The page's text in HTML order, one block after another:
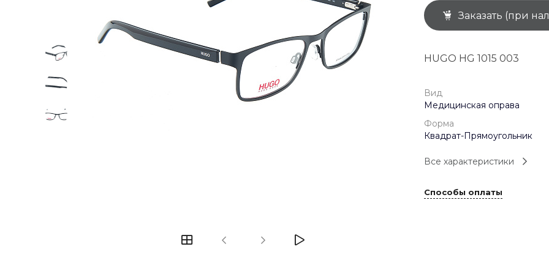
+7 (926) 092 4274
г. Королёв, пр-т
(0-9)
1 мая: 10:00-19:00
9 мая: 10:00-19:00
Заказать (при
HUGO HG 1015 003
Вид
Медицинская оправа
Форма
Квадрат-Прямоугольник
Все характеристики
Способы оплаты